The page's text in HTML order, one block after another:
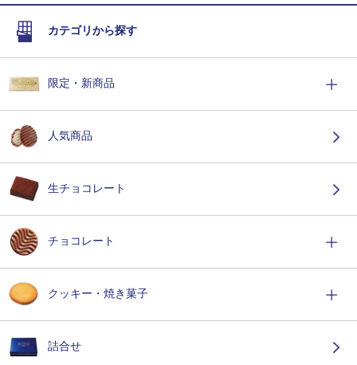
カテゴリから探す
限定・新商品
人気商品
生チョコレート
チョコレート
クッキー・焼き菓子
詰合せ